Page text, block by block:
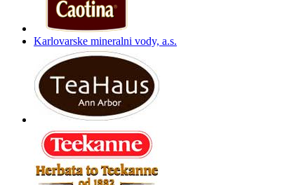
Karlovarske mineralni vody, a.s.